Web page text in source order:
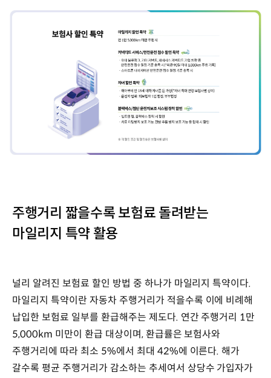
주행거리 짧을수록 보험료 돌려받는
마일리지 특약 활용
널리 알려진 보험료 할인 방법 중 하나가 마일리지 특약이다.
마일리지 특약이란 자동차 주행거리가 적을수록 이에 비례해
납입한 보험료 일부를 환급해주는 제도다. 연간 주행거리 1만
5,000km 미만이 환급 대상이며, 환급률은 보험사와
주행거리에 따라 최소 5%에서 최대 42%에 이른다. 해가
갈수록 평균 주행거리가 감소하는 추세여서 상당수 가입자가